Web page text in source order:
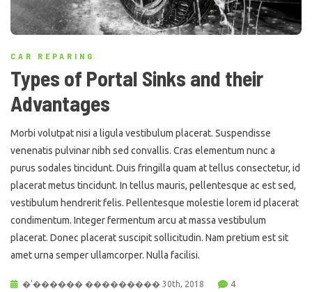
CAR REPARING
Types of Portal Sinks and their
Advantages
Morbi volutpat nisi a ligula vestibulum placerat. Suspendisse
venenatis pulvinar nibh sed convallis. Cras elementum nunc a
purus sodales tincidunt. Duis fringilla quam at tellus consectetur, id
placerat metus tincidunt. In tellus mauris, pellentesque ac est sed,
vestibulum hendrerit felis. Pellentesque molestie lorem id placerat
condimentum. Integer fermentum arcu at massa vestibulum
placerat. Donec placerat suscipit sollicitudin. Nam pretium est sit
amet urna semper ullamcorper. Nulla facilisi.
�'������ ��������� 30th, 2018 4